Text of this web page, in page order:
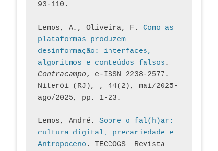
93-110.
Lemos, A., Oliveira, F. Como as
plataformas produzem
desinformação: interfaces,
algoritmos e conteúdos falsos
Contracampo, e-ISSN 2238-2577.
Niterói (RJ), , 44(2), mai/2025-
ago/2025, pp. 1-23.
Lemos, André. Sobre o fal(h)ar:
cultura digital, precariedade e
Antropoceno . TECCOGS— Revista